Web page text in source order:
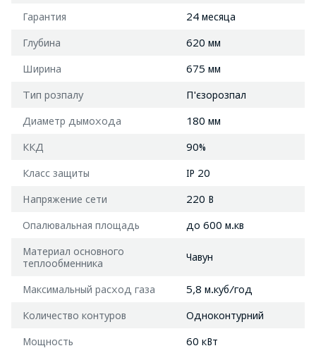
Гарантия 24 месяца
Глубина 620 мм
Ширина 675 мм
Тип розпалу П'єзорозпал
Диаметр дымохода 180 мм
ККД 90%
Класс защиты IP 20
Напряжение сети 220 В
Опалювальная площадь до 600 м.кв
Материал основного
теплообменника
Чавун
Максимальный расход газа 5,8 м.куб/год
Количество контуров Одноконтурний
Мощность 60 кВт